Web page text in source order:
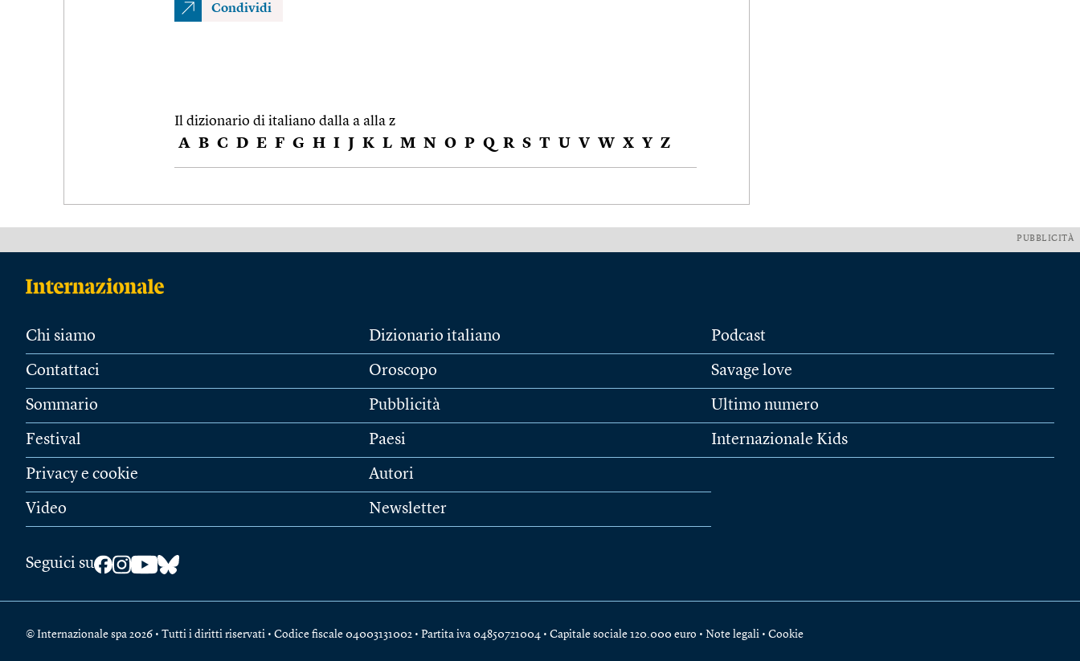
Condividi
Il dizionario di italiano dalla a alla z
A B C D E F G H I J K L M N O P Q R S T U V W X Y Z
PUBBLICITÀ
Chi siamo
Contattaci
Sommario
Festival
Privacy e cookie
Video
Dizionario italiano
Oroscopo
Pubblicità
Paesi
Autori
Newsletter
Podcast
Savage love
Ultimo numero
Internazionale Kids
Seguici su
© Internazionale spa 2026 • Tutti i diritti riservati • Codice fiscale 04003131002 • Partita iva 04850721004 • Capitale sociale 120.000 euro • Note legali • Cookie